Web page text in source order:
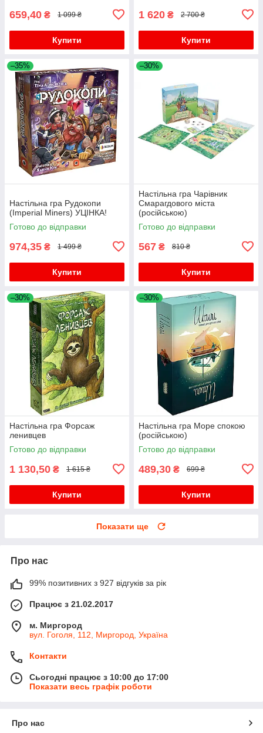
659,40 ₴ 1 099 ₴
Купити
1 620 ₴ 2 700 ₴
Купити
–35%
Настільна гра Рудокопи
(Imperial Miners) УЦІНКА!
Готово до відправки
974,35 ₴ 1 499 ₴
Купити
–30%
Настільна гра Чарівник
Смарагдового міста
(російською)
Готово до відправки
567 ₴ 810 ₴
Купити
–30%
Настільна гра Форсаж
ленивцев
Готово до відправки
1 130,50 ₴ 1 615 ₴
Купити
–30%
Настільна гра Море спокою
(російською)
Готово до відправки
489,30 ₴ 699 ₴
Купити
Показати ще
Про нас
99% позитивних з 927 відгуків за рік
Працює з 21.02.2017
м. Миргород
вул. Гоголя, 112, Миргород, Україна
Контакти
Сьогодні працює з 10:00 до 17:00
Показати весь графік роботи
Про нас